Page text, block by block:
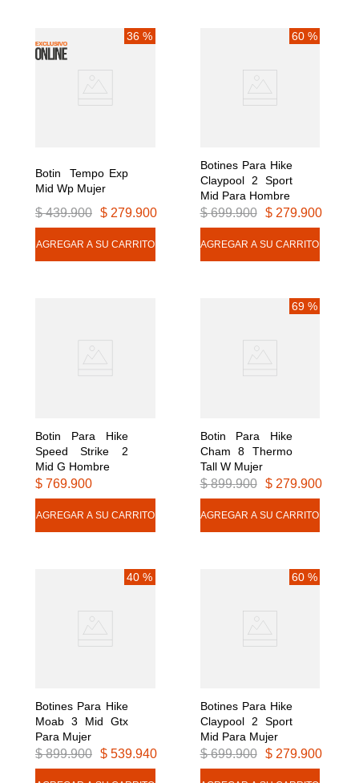
36 %
Botin  Tempo Exp
Mid Wp Mujer
$ 439.900 $ 279.900
60 %
Botines Para Hike
Claypool 2 Sport
Mid Para Hombre
$ 699.900 $ 279.900
Botin Para Hike
Speed Strike 2
Mid G Hombre
$ 769.900
69 %
Botin Para Hike
Cham 8 Thermo
Tall W Mujer
$ 899.900 $ 279.900
40 %
Botines Para Hike
Moab 3 Mid Gtx
Para Mujer
$ 899.900 $ 539.940
60 %
Botines Para Hike
Claypool 2 Sport
Mid Para Mujer
$ 699.900 $ 279.900